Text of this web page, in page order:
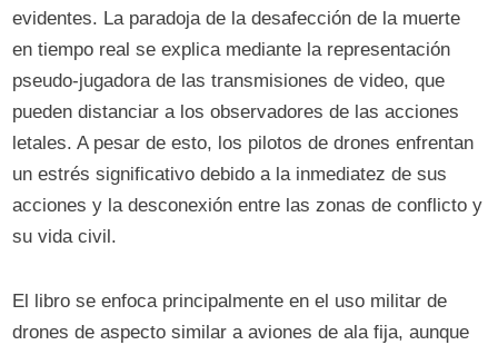
evidentes. La paradoja de la desafección de la muerte
en tiempo real se explica mediante la representación
pseudo-jugadora de las transmisiones de video, que
pueden distanciar a los observadores de las acciones
letales. A pesar de esto, los pilotos de drones enfrentan
un estrés significativo debido a la inmediatez de sus
acciones y la desconexión entre las zonas de conflicto y
su vida civil.
El libro se enfoca principalmente en el uso militar de
drones de aspecto similar a aviones de ala fija, aunque